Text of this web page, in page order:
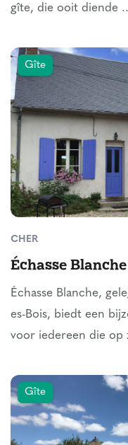
gîte, die ooit diende
Gîte
CHER
Échasse Blanche
Échasse Blanche,
es-Bois, biedt een
voor iedereen die op
Gîte